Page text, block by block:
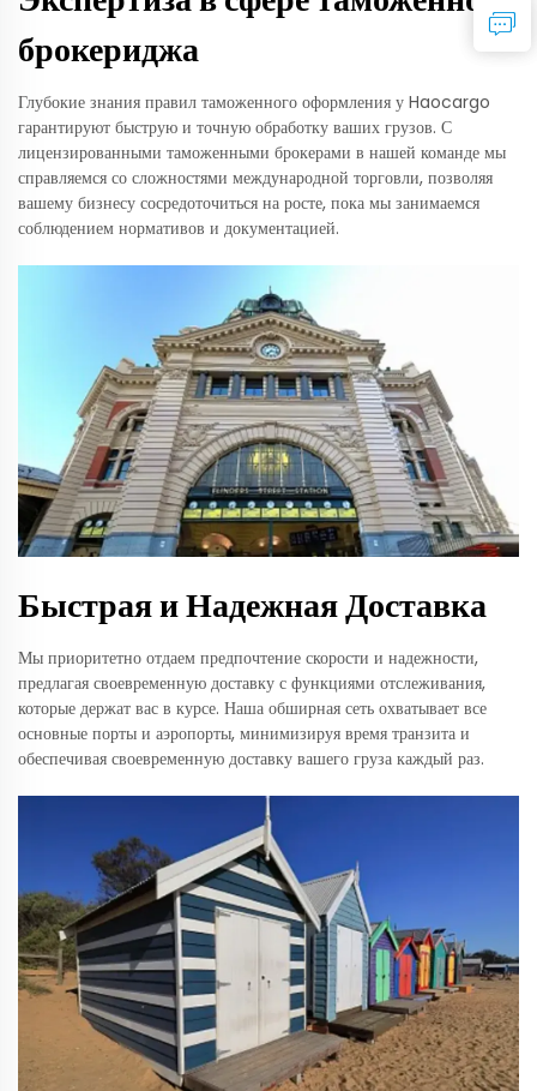
брокериджа
Глубокие знания правил таможенного оформления у Haocargo
гарантируют быструю и точную обработку ваших грузов. С
лицензированными таможенными брокерами в нашей команде мы
справляемся со сложностями международной торговли, позволяя
вашему бизнесу сосредоточиться на росте, пока мы занимаемся
соблюдением нормативов и документацией.
Быстрая и Надежная Доставка
Мы приоритетно отдаем предпочтение скорости и надежности,
предлагая своевременную доставку с функциями отслеживания,
которые держат вас в курсе. Наша обширная сеть охватывает все
основные порты и аэропорты, минимизируя время транзита и
обеспечивая своевременную доставку вашего груза каждый раз.